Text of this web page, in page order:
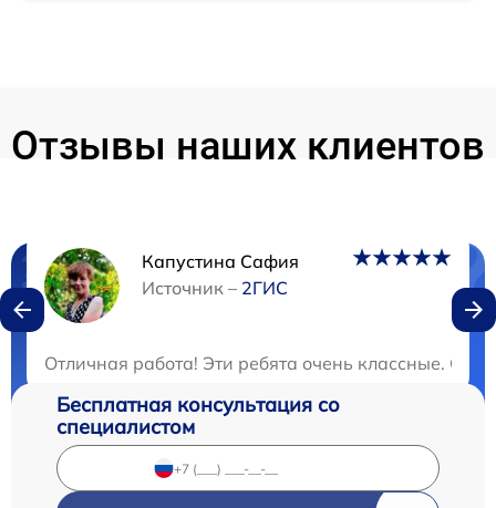
Отзывы наших клиентов
Капустина Сафия
Источник – 2ГИС
Отличная работа! Эти ребята очень классные.
Нужна консультация?
Бесплатная консультация со
специалистом